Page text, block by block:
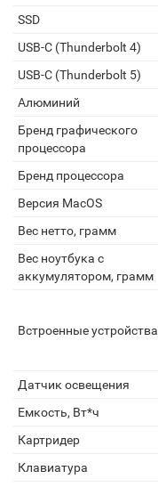
SSD
USB-C (Thunderbolt 4)
USB-C (Thunderbolt 5)
Алюминий
Бренд графического
процессора
Бренд процессора
Версия MacOS
Вес нетто, грамм
Вес ноутбука с
аккумулятором, грамм
Встроенные устройства
Датчик освещения
Емкость, Вт*ч
Картридер
Клавиатура